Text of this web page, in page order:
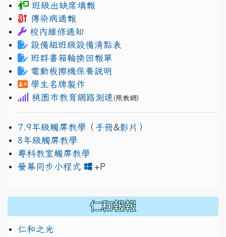
班級出缺席填報
傳染病通報
校內維修通知
設備組班級設備清點表
班群書箱輪換回報單
電動板擦機保養說明
學生名牌製作
桃園市教育網路測速 (限教網)
7.9年級觸屏教學 （ 手冊&影片 ）
8年級觸屏教學
專科教室觸屏教學
螢幕同步小程式
+P
仁和報報
仁和之光